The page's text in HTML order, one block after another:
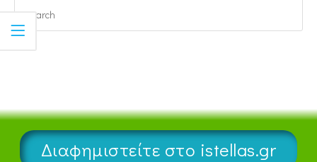
Διαφημιστείτε στο istellas.gr